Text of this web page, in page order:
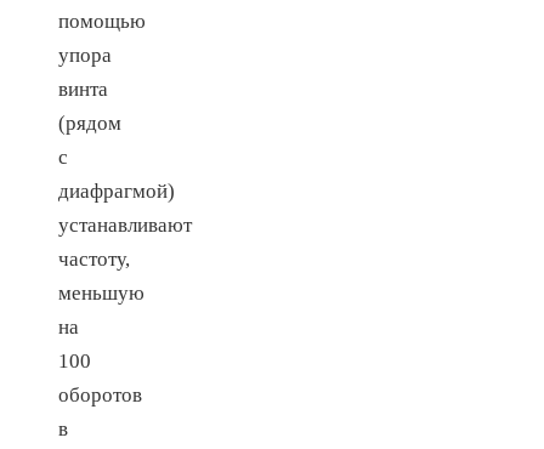
помощью
упора
винта
(рядом
с
диафрагмой)
устанавливают
частоту,
меньшую
на
100
оборотов
в